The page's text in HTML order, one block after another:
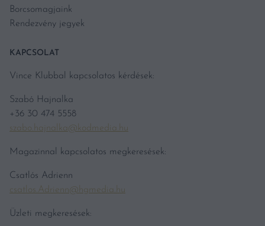
Borcsomagjaink
Rendezvény jegyek
KAPCSOLAT
Vince Klubbal kapcsolatos kérdések:
Szabó Hajnalka
+36 30 474 5558
szabo.hajnalka@kodmedia.hu
Magazinnal kapcsolatos megkeresések:
Csatlós Adrienn
csatlos.Adrienn@hgmedia.hu
Üzleti megkeresések: